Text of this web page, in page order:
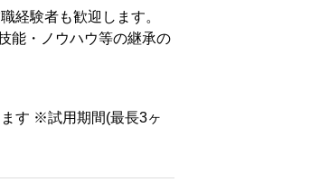
経験者も歓迎します。
能・ノウハウ等の継承の
す ※試用期間(最長3ヶ